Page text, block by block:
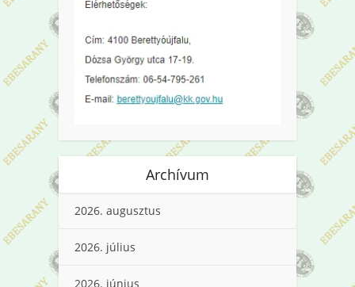
Archívum
2026. augusztus
2026. július
2026. június